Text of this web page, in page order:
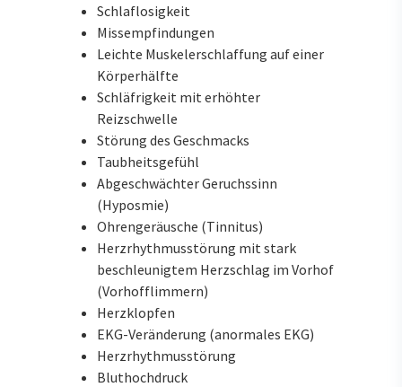
Schlaflosigkeit
Missempfindungen
Leichte Muskelerschlaffung auf einer
Körperhälfte
Schläfrigkeit mit erhöhter
Reizschwelle
Störung des Geschmacks
Taubheitsgefühl
Abgeschwächter Geruchssinn
(Hyposmie)
Ohrengeräusche (Tinnitus)
Herzrhythmusstörung mit stark
beschleunigtem Herzschlag im Vorhof
(Vorhofflimmern)
Herzklopfen
EKG-Veränderung (anormales EKG)
Herzrhythmusstörung
Bluthochdruck